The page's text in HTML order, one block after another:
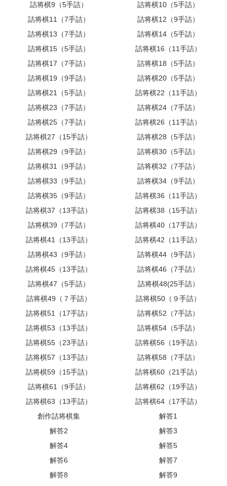
詰将棋9（5手詰）
詰将棋10（5手詰）
詰将棋11（7手詰）
詰将棋12（9手詰）
詰将棋13（7手詰）
詰将棋14（5手詰）
詰将棋15（5手詰）
詰将棋16（11手詰）
詰将棋17（7手詰）
詰将棋18（5手詰）
詰将棋19（9手詰）
詰将棋20（5手詰）
詰将棋21（5手詰）
詰将棋22（11手詰）
詰将棋23（7手詰）
詰将棋24（7手詰）
詰将棋25（7手詰）
詰将棋26（11手詰）
詰将棋27（15手詰）
詰将棋28（5手詰）
詰将棋29（9手詰）
詰将棋30（5手詰）
詰将棋31（9手詰）
詰将棋32（7手詰）
詰将棋33（9手詰）
詰将棋34（9手詰）
詰将棋35（9手詰）
詰将棋36（11手詰）
詰将棋37（13手詰）
詰将棋38（15手詰）
詰将棋39（7手詰）
詰将棋40（17手詰）
詰将棋41（13手詰）
詰将棋42（11手詰）
詰将棋43（9手詰）
詰将棋44（9手詰）
詰将棋45（13手詰）
詰将棋46（7手詰）
詰将棋47（5手詰）
詰将棋48(25手詰）
詰将棋49（７手詰）
詰将棋50（９手詰）
詰将棋51（17手詰）
詰将棋52（7手詰）
詰将棋53（13手詰）
詰将棋54（5手詰）
詰将棋55（23手詰）
詰将棋56（19手詰）
詰将棋57（13手詰）
詰将棋58（7手詰）
詰将棋59（15手詰）
詰将棋60（21手詰）
詰将棋61（9手詰）
詰将棋62（19手詰）
詰将棋63（13手詰）
詰将棋64（17手詰）
創作詰将棋集
解答1
解答2
解答3
解答4
解答5
解答6
解答7
解答8
解答9